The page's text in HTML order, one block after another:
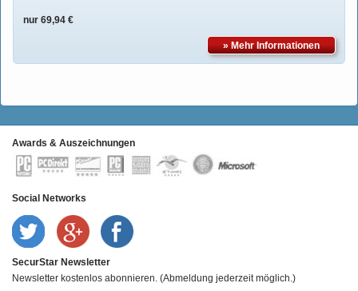
nur 69,94 €
» Mehr Informationen
Awards & Auszeichnungen
Social Networks
SecurStar Newsletter
Newsletter kostenlos abonnieren. (Abmeldung jederzeit möglich.)